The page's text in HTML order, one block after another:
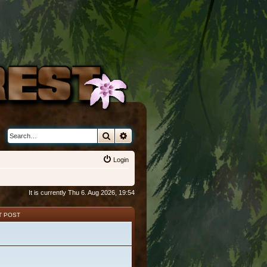
SearchAdvanced search
Login
It is currently Thu 6. Aug 2026, 19:54
POST